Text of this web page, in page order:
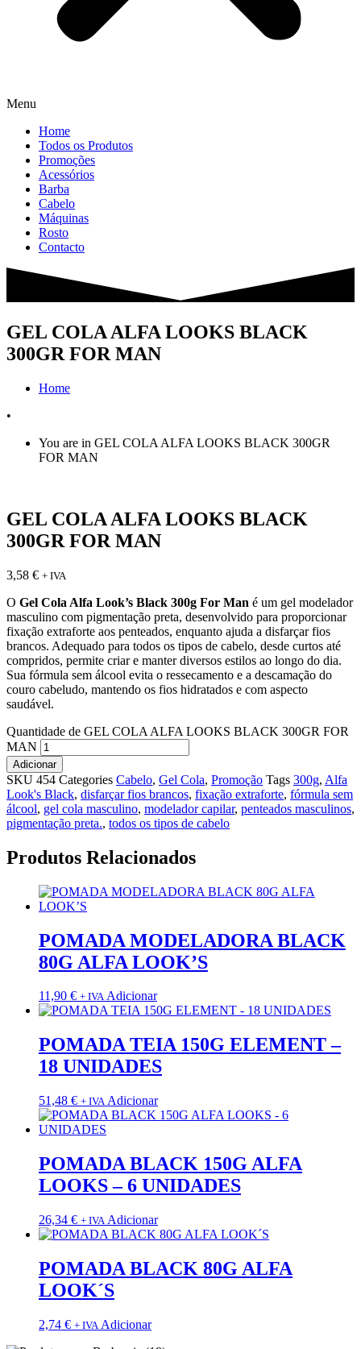
Menu
Home
Todos os Produtos
Promoções
Acessórios
Barba
Cabelo
Máquinas
Rosto
Contacto
GEL COLA ALFA LOOKS BLACK
300GR FOR MAN
Home
•
You are in GEL COLA ALFA LOOKS BLACK 300GR
FOR MAN
GEL COLA ALFA LOOKS BLACK
300GR FOR MAN
3,58 € + IVA
O Gel Cola Alfa Look’s Black 300g For Man é um gel modelador
masculino com pigmentação preta, desenvolvido para proporcionar
fixação extraforte aos penteados, enquanto ajuda a disfarçar fios
brancos. Adequado para todos os tipos de cabelo, desde curtos até
compridos, permite criar e manter diversos estilos ao longo do dia.
Sua fórmula sem álcool evita o ressecamento e a descamação do
couro cabeludo, mantendo os fios hidratados e com aspecto
saudável.
Quantidade de GEL COLA ALFA LOOKS BLACK 300GR FOR
MAN
Adicionar
SKU 454 Categories Cabelo, Gel Cola, Promoção Tags 300g, Alfa
Look's Black, disfarçar fios brancos, fixação extraforte, fórmula sem
álcool, gel cola masculino, modelador capilar, penteados masculinos,
pigmentação preta., todos os tipos de cabelo
Produtos Relacionados
POMADA MODELADORA BLACK
80G ALFA LOOK’S
11,90 € + IVA Adicionar
POMADA TEIA 150G ELEMENT –
18 UNIDADES
51,48 € + IVA Adicionar
POMADA BLACK 150G ALFA
LOOKS – 6 UNIDADES
26,34 € + IVA Adicionar
POMADA BLACK 80G ALFA
LOOK´S
2,74 € + IVA Adicionar